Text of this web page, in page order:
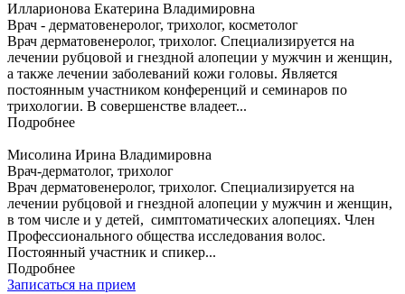
Илларионова Екатерина Владимировна
Врач - дерматовенеролог, трихолог, косметолог
Врач дерматовенеролог, трихолог. Специализируется на
лечении рубцовой и гнездной алопеции у мужчин и женщин,
а также лечении заболеваний кожи головы. Является
постоянным участником конференций и семинаров по
трихологии. В совершенстве владеет...
Подробнее
Мисолина Ирина Владимировна
Врач-дерматолог, трихолог
Врач дерматовенеролог, трихолог. Специализируется на
лечении рубцовой и гнездной алопеции у мужчин и женщин,
в том числе и у детей, симптоматических алопециях. Член
Профессионального общества исследования волос.
Постоянный участник и спикер...
Подробнее
Записаться на прием